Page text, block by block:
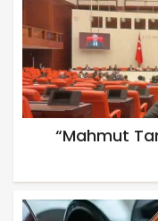
“Mahmut